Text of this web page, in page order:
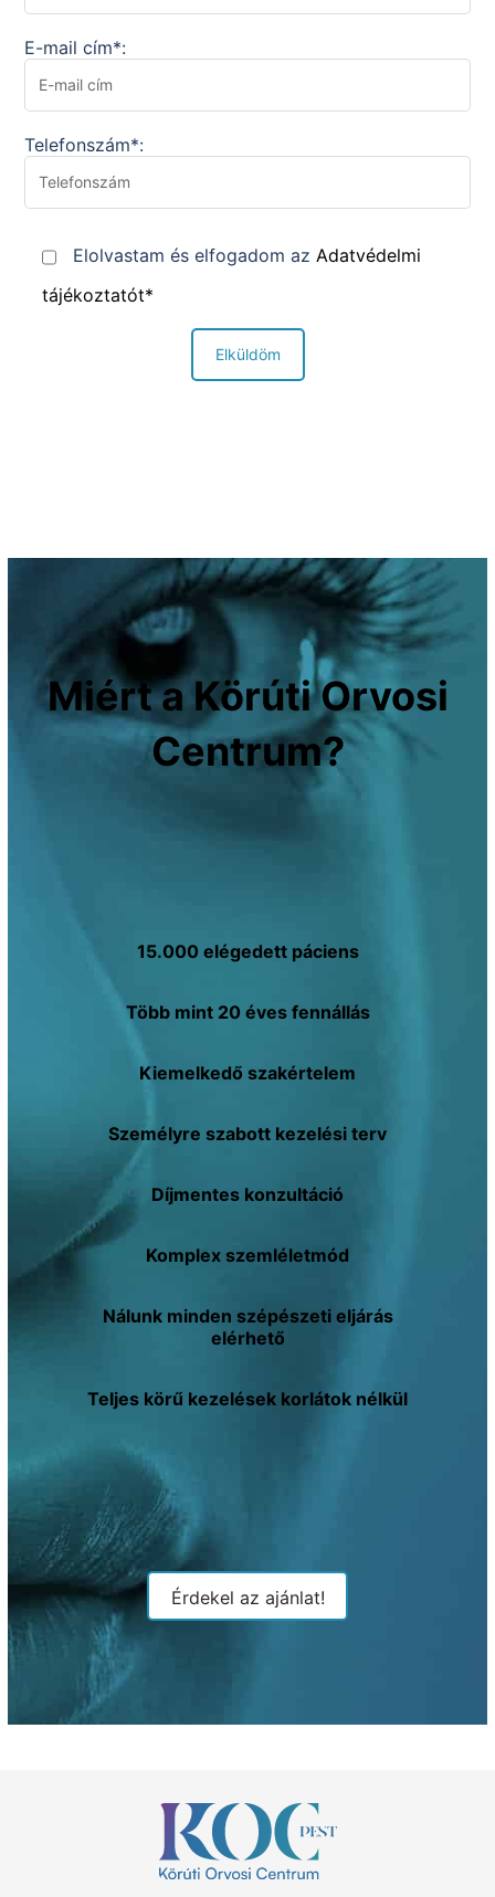
E-mail cím*:
Telefonszám*:
Elolvastam és elfogadom azAdatvédelmi
tájékoztatót*
Miért a Körúti Orvosi
Centrum?
15.000 elégedett páciens
Több mint 20 éves fennállás
Kiemelkedő szakértelem
Személyre szabott kezelési terv
Díjmentes konzultáció
Komplex szemléletmód
Nálunk minden szépészeti eljárás
elérhető
Teljes körű kezelések korlátok nélkül
Érdekel az ajánlat!